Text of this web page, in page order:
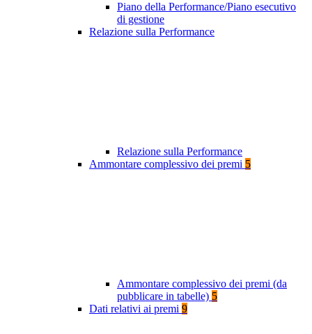
Piano della Performance/Piano esecutivo
di gestione
Relazione sulla Performance
Relazione sulla Performance
Ammontare complessivo dei premi 5
Ammontare complessivo dei premi (da
pubblicare in tabelle) 5
Dati relativi ai premi 9